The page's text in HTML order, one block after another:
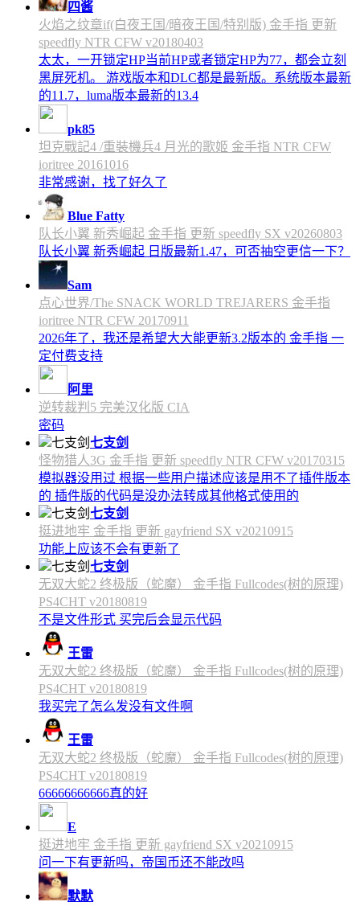
四酱
火焰之纹章if(白夜王国/暗夜王国/特别版) 金手指 更新
speedfly NTR CFW v20180403
太太，一开锁定HP当前HP或者锁定HP为77，都会立刻
黑屏死机。 游戏版本和DLC都是最新版。系统版本最新
的11.7，luma版本最新的13.4
pk85
坦克戰記4 /重裝機兵4 月光的歌姬 金手指 NTR CFW
ioritree 20161016
非常感谢，找了好久了
Blue Fatty
队长小翼 新秀崛起 金手指 更新 speedfly SX v20260803
队长小翼 新秀崛起 日版最新1.47，可否抽空更信一下？
Sam
点心世界/The SNACK WORLD TREJARERS 金手指
ioritree NTR CFW 20170911
2026年了，我还是希望大大能更新3.2版本的 金手指 一
定付费支持
阿里
逆转裁判5 完美汉化版 CIA
密码
七支剑
怪物猎人3G 金手指 更新 speedfly NTR CFW v20170315
模拟器没用过 根据一些用户描述应该是用不了插件版本
的 插件版的代码是没办法转成其他格式使用的
七支剑
挺进地牢 金手指 更新 gayfriend SX v20210915
功能上应该不会有更新了
七支剑
无双大蛇2 终极版（蛇魔） 金手指 Fullcodes(树的原理)
PS4CHT v20180819
不是文件形式 买完后会显示代码
王雷
无双大蛇2 终极版（蛇魔） 金手指 Fullcodes(树的原理)
PS4CHT v20180819
我买完了怎么发没有文件啊
王雷
无双大蛇2 终极版（蛇魔） 金手指 Fullcodes(树的原理)
PS4CHT v20180819
66666666666真的好
E
挺进地牢 金手指 更新 gayfriend SX v20210915
问一下有更新吗，帝国币还不能改吗
默默